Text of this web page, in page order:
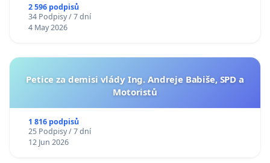
2 596 podpisů
34 Podpisy / 7 dní
4 May 2026
Petice za demisi vlády Ing. Andreje Babiše, SPD a
Motoristů
1 816 podpisů
25 Podpisy / 7 dní
12 Jun 2026